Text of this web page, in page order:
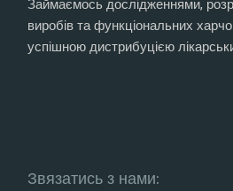
Займаємось дослідженнями,
виробів та функціональних
успішною дистрибуцією
Звязатись з нами: